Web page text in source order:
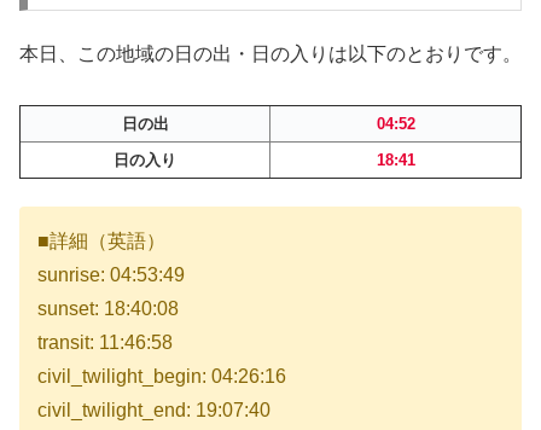
本日、この地域の日の出・日の入りは以下のとおりです。
日の出
04:52
日の入り
18:41
■詳細（英語）
sunrise: 04:53:49
sunset: 18:40:08
transit: 11:46:58
civil_twilight_begin: 04:26:16
civil_twilight_end: 19:07:40